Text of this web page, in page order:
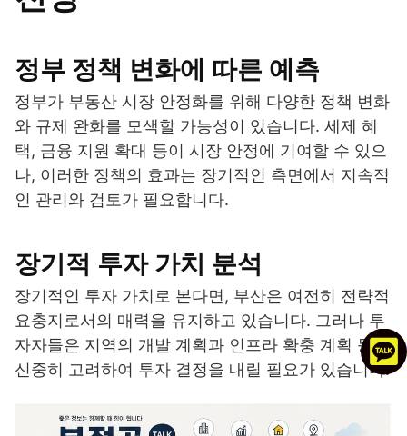
정부 정책 변화에 따른 예측
정부가 부동산 시장 안정화를 위해 다양한 정책 변화
와 규제 완화를 모색할 가능성이 있습니다. 세제 혜
택, 금융 지원 확대 등이 시장 안정에 기여할 수 있으
나, 이러한 정책의 효과는 장기적인 측면에서 지속적
인 관리와 검토가 필요합니다.
장기적 투자 가치 분석
장기적인 투자 가치로 본다면, 부산은 여전히 전략적
요충지로서의 매력을 유지하고 있습니다. 그러나 투
자자들은 지역의 개발 계획과 인프라 확충 계획 등을
신중히 고려하여 투자 결정을 내릴 필요가 있습니다.